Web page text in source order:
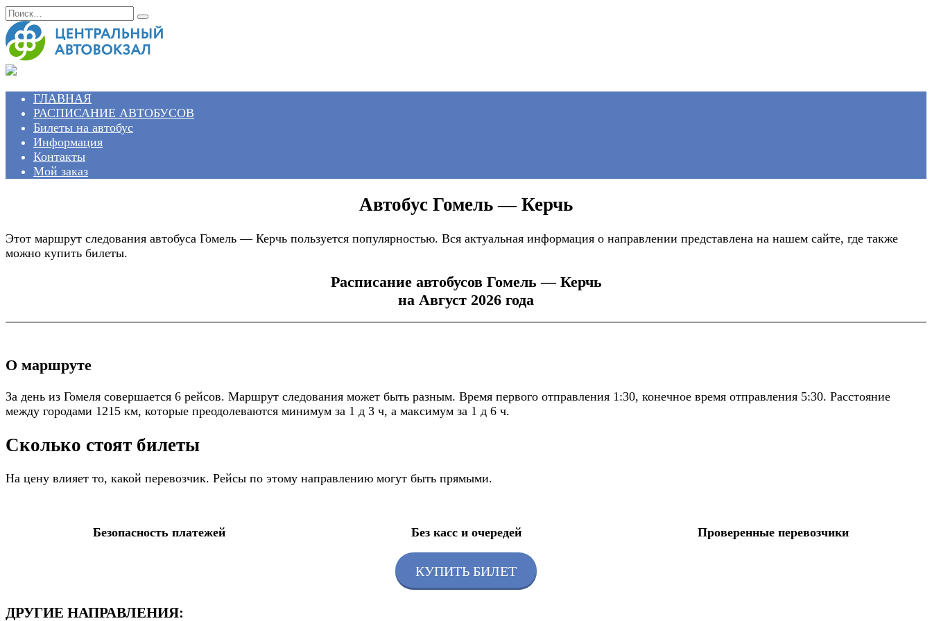
Перейти
к
содержанию
Search
for:
ГЛАВНАЯ
РАСПИСАНИЕ АВТОБУСОВ
Билеты на автобус
Информация
Контакты
Мой заказ
Автобус Гомель — Керчь
Этот маршрут следования автобуса Гомель — Керчь пользуется популярностью. Вся актуальная информация о направлении представлена на нашем сайте, где также
можно купить билеты.
Расписание автобусов Гомель — Керчь
на Август 2026 года
О маршруте
За день из Гомеля совершается 6 рейсов. Маршрут следования может быть разным. Время первого отправления 1:30, конечное время отправления 5:30. Расстояние
между городами 1215 км, которые преодолеваются минимум за 1 д 3 ч, а максимум за 1 д 6 ч.
Сколько стоят билеты
На цену влияет то, какой перевозчик. Рейсы по этому направлению могут быть прямыми.
Безопасность платежей Без касс и очередей Проверенные перевозчики
КУПИТЬ БИЛЕТ
ДРУГИЕ НАПРАВЛЕНИЯ: